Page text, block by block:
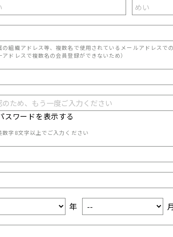
の組織アドレス等、複数名で使用されているメールアドレスで
アドレスで複数名の会員登録ができないため）
スワードを表示する
数字8文字以上でご入力ください
年